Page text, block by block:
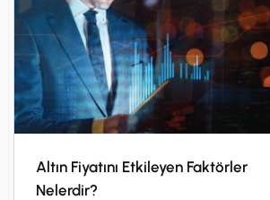
Altın Fiyatını Etkileyen Faktörler
Nelerdir?